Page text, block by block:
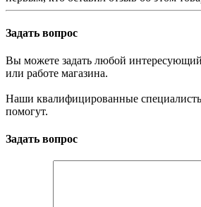
Задать вопрос
Вы можете задать любой
или работе магазина.
Наши квалифицированные
помогут.
Задать вопрос